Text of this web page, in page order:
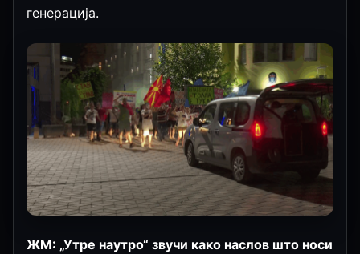
генерација.
ЖМ: „Утре наутро“ звучи како наслов што носи